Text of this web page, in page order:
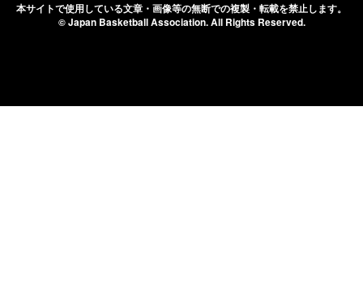
本サイトで使用している文章・画像等の無断での複製・転載を禁止します。
© Japan Basketball Association.All Rights Reserved.